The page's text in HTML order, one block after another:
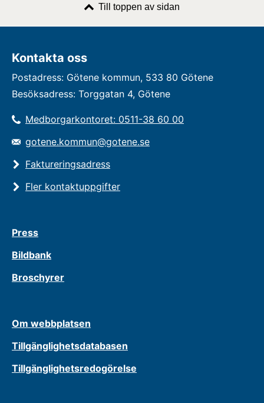
Till toppen av sidan
Kontakta oss
Postadress: Götene kommun, 533 80 Götene
Besöksadress: Torggatan 4, Götene
Medborgarkontoret: 0511-38 60 00
gotene.kommun@gotene.se
Faktureringsadress
Fler kontaktuppgifter
Press
Bildbank
Broschyrer
Om webbplatsen
Tillgänglighetsdatabasen
Tillgänglighetsredogörelse